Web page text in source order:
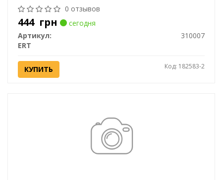
0 отзывов
444 грн
сегодня
Артикул:
310007
ERT
КУПИТЬ Код: 182583-2